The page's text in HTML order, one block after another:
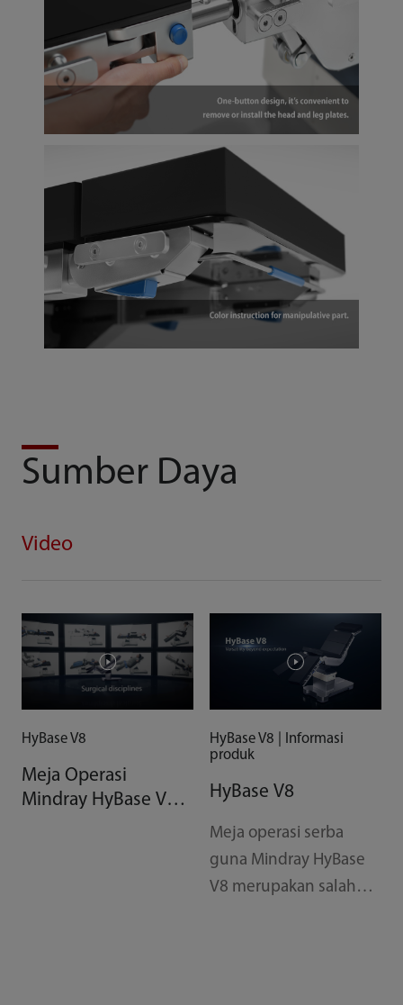
Sumber Daya
Video
HyBase V8
Meja Operasi
Mindray HyBase V8:
HyBase V8 | Informasi
produk
HyBase V8
Meja operasi serba
guna Mindray HyBase
V8 merupakan salah